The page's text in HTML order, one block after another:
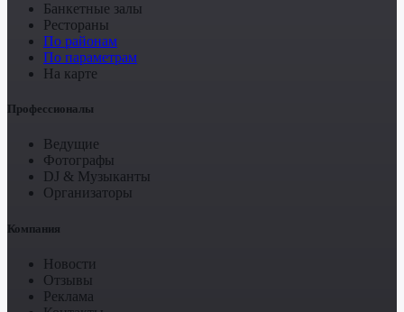
Банкетные залы
Рестораны
По районам
По параметрам
На карте
Профессионалы
Ведущие
Фотографы
DJ & Музыканты
Организаторы
Компания
Новости
Отзывы
Реклама